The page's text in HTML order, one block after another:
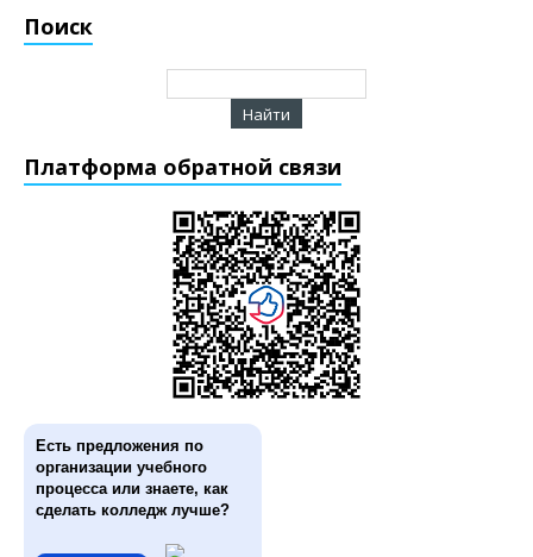
Поиск
Платформа обратной связи
Есть предложения по
организации учебного
процесса или знаете, как
сделать колледж лучше?